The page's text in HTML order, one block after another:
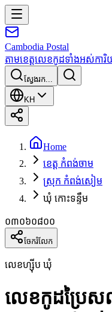
Cambodia Postal
តាមខេត្តលេខកូដទាំងអស់កា
ស្វែងរក...
KH
Home
ខេត្ត កំពង់ចាម
ស្រុក កំពង់សៀម
ឃុំ កោះទន្ទឹម
០៣០៦០៨០០
ចែករំលែក
លេខហ្ស៊ីប ឃុំ
លេខកូដប្រៃ